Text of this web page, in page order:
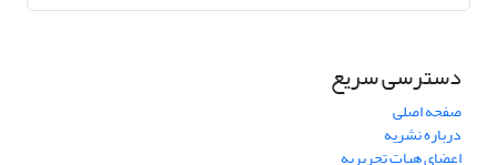
دسترسی سریع
صفحه اصلی
درباره نشریه
اعضای هیات تحریریه